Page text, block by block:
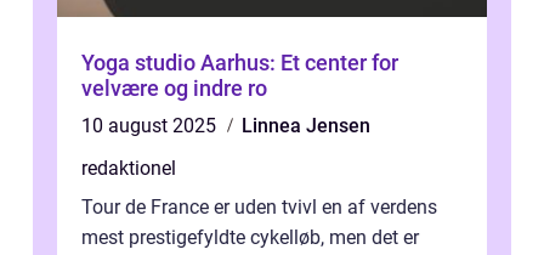
Yoga studio Aarhus: Et center for
velvære og indre ro
10 august 2025
Linnea Jensen
redaktionel
Tour de France er uden tvivl en af verdens
mest prestigefyldte cykelløb, men det er